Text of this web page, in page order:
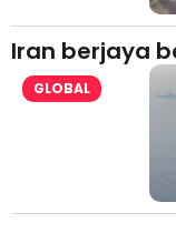
Iran berjaya
GLOBAL